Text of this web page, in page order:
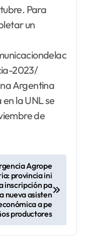
Para
un
2023/
Argentina
la UNL se
de
Agrope
provincia ini
inscripción pa
nueva asisten
a pe
productores